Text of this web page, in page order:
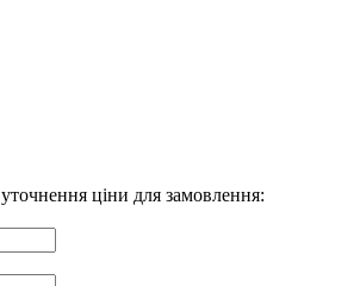
ціни для замовлення: